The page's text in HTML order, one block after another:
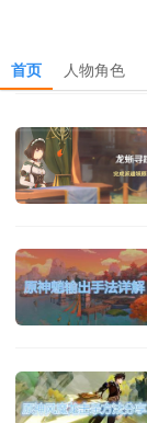
首页 人物角色
首页 原神追踪